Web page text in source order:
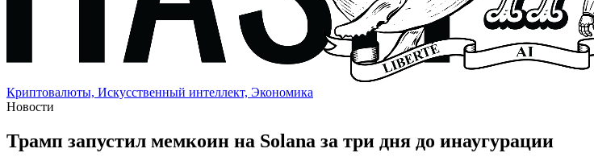
Криптовалюты, Искусственный интеллект, Экономика
Новости
Трамп запустил мемкоин на Solana за три дня до инаугурации